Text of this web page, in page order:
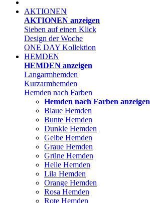
AKTIONEN
AKTIONEN anzeigen
Sieben auf einen Klick
Design der Woche
ONE DAY Kollektion
HEMDEN
HEMDEN anzeigen
Langarmhemden
Kurzarmhemden
Hemden nach Farben
Hemden nach Farben anzeigen
Blaue Hemden
Bunte Hemden
Dunkle Hemden
Gelbe Hemden
Graue Hemden
Grüne Hemden
Helle Hemden
Lila Hemden
Orange Hemden
Rosa Hemden
Rote Hemden